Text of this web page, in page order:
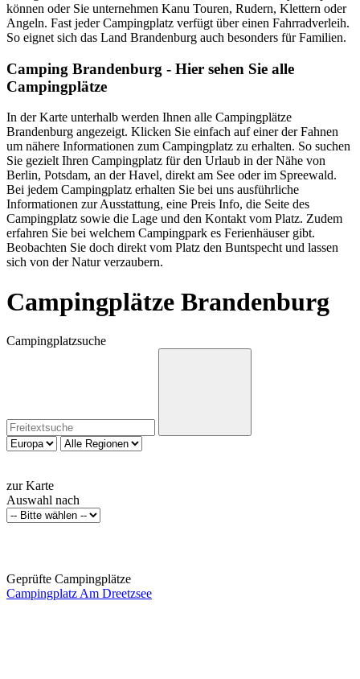
können oder Sie unternehmen Kanu Touren, Rudern, Klettern oder
Angeln. Fast jeder Campingplatz verfügt über einen Fahrradverleih.
So eignet sich das Land Brandenburg auch besonders für Familien.
Camping Brandenburg - Hier sehen Sie alle
Campingplätze
In der Karte unterhalb werden Ihnen alle Campingplätze
Brandenburg angezeigt. Klicken Sie einfach auf einer der Fahnen
um nähere Informationen zum Campingplatz zu erhalten. So suchen
Sie gezielt Ihren Campingplatz für den Urlaub in der Nähe von
Berlin, Potsdam, an der Havel, direkt am See oder im Spreewald.
Bei jedem Campingplatz erhalten Sie bei uns ausführliche
Informationen zur Ausstattung, eine Preis Info, die Seite des
Campingplatz sowie die Lage und den Kontakt vom Platz. Zudem
erfahren Sie bei welchem Campingpark es Ferienhäuser gibt.
Beobachten Sie doch direkt vom Platz den Buntspecht und lassen
sich von der Natur verzaubern.
Campingplätze Brandenburg
Campingplatzsuche
zur Karte
Auswahl nach
Geprüfte Campingplätze
Campingplatz Am Dreetzsee